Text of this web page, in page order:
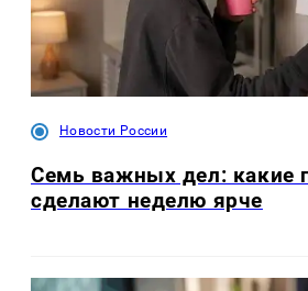
Новости России
Семь важных дел: какие
сделают неделю ярче